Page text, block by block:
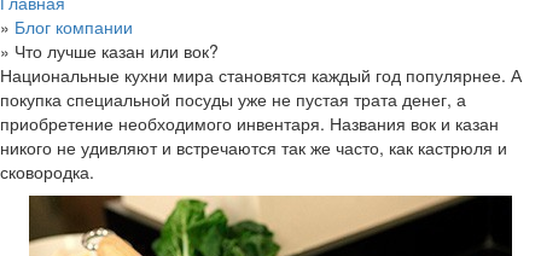
» Блог компании
» Что лучше казан или вок?
Национальные кухни мира становятся каждый год популярнее. А
покупка специальной посуды уже не пустая трата денег, а
приобретение необходимого инвентаря. Названия вок и казан
никого не удивляют и встречаются так же часто, как кастрюля и
сковородка.